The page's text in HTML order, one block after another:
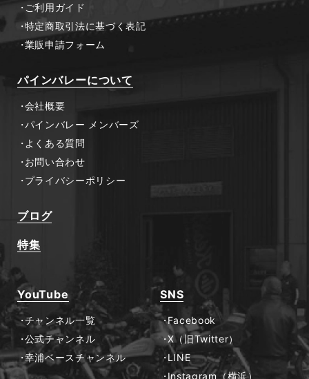
ご利用ガイド
特定商取引法に基づく表記
業販申請フォーム
パインバレーについて
会社概要
パインバレー メンバーズ
よくある質問
お問い合わせ
プライバシーポリシー
ブログ
特集
YouTube
チャンネル一覧
公式チャンネル
幸浦ベースチャンネル
SNS
Facebook
X（旧Twitter）
LINE
Instagram（横浜）